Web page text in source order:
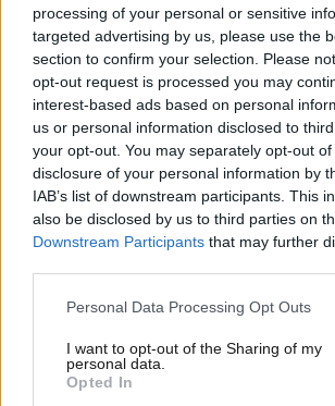
processing of your personal or sensitive
targeted advertising by us, please use the
section to confirm your selection. Please
opt-out request is processed you may
interest-based ads based on personal
us or personal information disclosed to
your opt-out. You may separately opt-out
disclosure of your personal information by
IAB’s list of downstream participants. This
also be disclosed by us to third parties on
Downstream Participants that may further
Please note that this website/app uses one
not limited to your visit or usage behaviour.
grant or deny consent to Google and its
use your data for below specified purposes
Personal Data Processing Opt Outs
I want to opt-out of the Sharing of my
personal data.
Opted In